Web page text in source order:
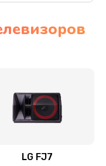
индикаторов,
LG FJ7